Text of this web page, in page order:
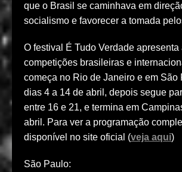
que o Brasil se caminhava em
socialismo e favorecer a tomada
O festival É Tudo Verdade apresenta
competições brasileiras e
começa no Rio de Janeiro e em São
dias 4 a 14 de abril, depois segue
entre 16 e 21, e termina em
abril. Para ver a programação
disponível no site oficial (veja aqui)
São Paulo: